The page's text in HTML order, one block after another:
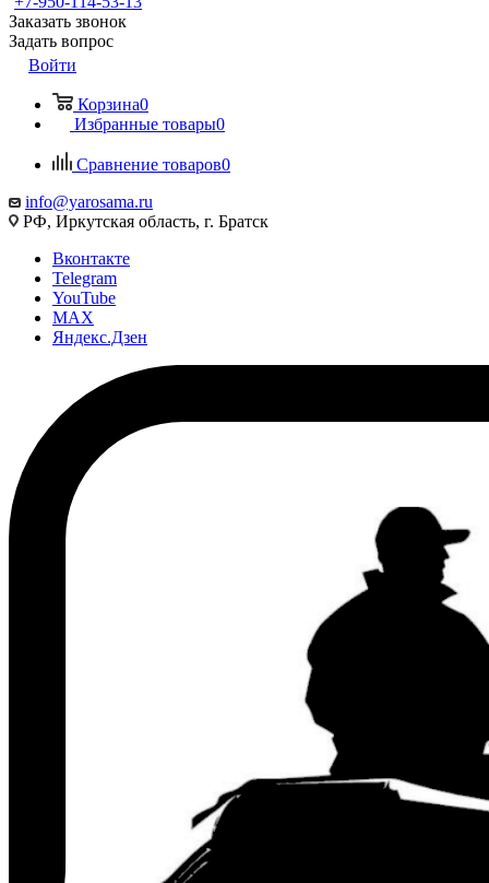
Заказать звонок
Задать вопрос
Войти
Корзина0
Избранные товары0
Сравнение товаров0
info@yarosama.ru
РФ, Иркутская область, г. Братск
Вконтакте
Telegram
YouTube
MAX
Яндекс.Дзен